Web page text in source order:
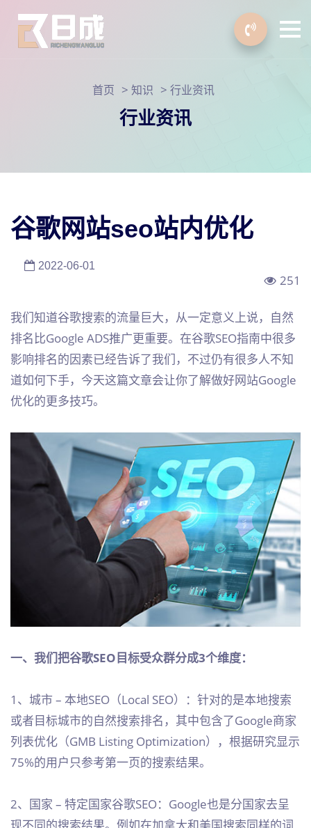
首页 > 知识 > 行业资讯
行业资讯
谷歌网站seo站内优化
2022-06-01
251
我们知道谷歌搜索的流量巨大，从一定意义上说，自然
排名比Google ADS推广更重要。在谷歌SEO指南中很多
影响排名的因素已经告诉了我们，不过仍有很多人不知
道如何下手，今天这篇文章会让你了解做好网站Google
优化的更多技巧。
一、我们把谷歌SEO目标受众群分成3个维度：
1、城市 – 本地SEO（Local SEO）：针对的是本地搜索
或者目标城市的自然搜索排名，其中包含了Google商家
列表优化（GMB Listing Optimization），根据研究显示
75%的用户只参考第一页的搜索结果。
2、国家 – 特定国家谷歌SEO：Google也是分国家去呈
现不同的搜索结果。例如在加拿大和美国搜索同样的词